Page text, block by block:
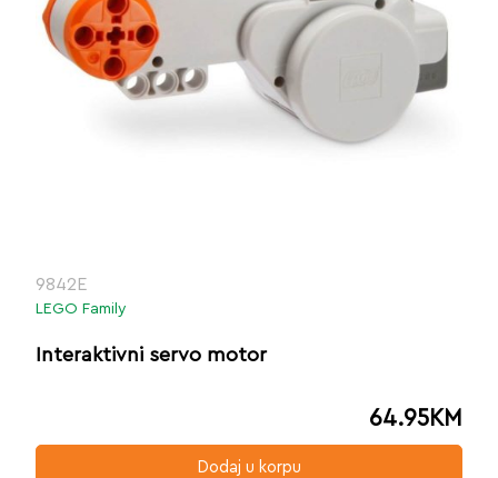
9842E
LEGO Family
Interaktivni servo motor
64.95KM
Dodaj u korpu